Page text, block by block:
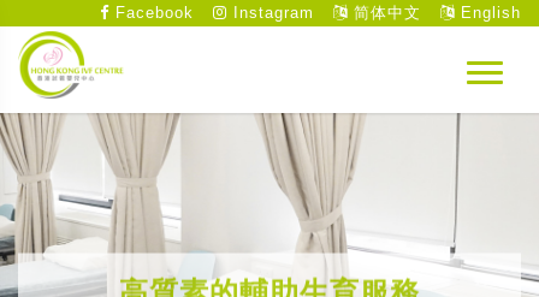
Facebook Instagram 简体中文 English
高質素的輔助生育服務